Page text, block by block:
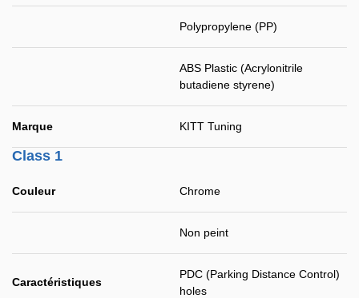
Polypropylene (PP)
ABS Plastic (Acrylonitrile
butadiene styrene)
Marque KITT Tuning
Class 1
Couleur Chrome
Non peint
Caractéristiques
PDC (Parking Distance Control)
holes